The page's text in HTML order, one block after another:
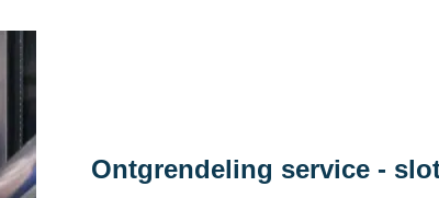
Ontgrendeling service -